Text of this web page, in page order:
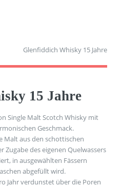
Glenfiddich Whisky 15 Jahre
15 Jahre
Single Malt Scotch Whisky mit
Geschmack.
Malt aus den schottischen
des eigenen Quelwassers
in ausgewählten Fässern
abgefüllt wird.
Jahr verdunstet über die Poren